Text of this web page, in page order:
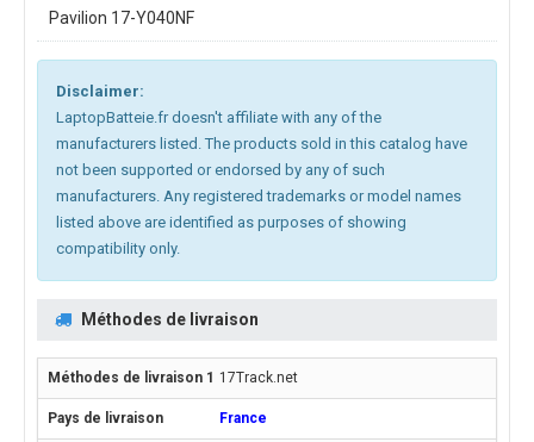
Pavilion 17-Y040NF
Disclaimer:
LaptopBatteie.fr doesn't affiliate with any of the
manufacturers listed. The products sold in this catalog have
not been supported or endorsed by any of such
manufacturers. Any registered trademarks or model names
listed above are identified as purposes of showing
compatibility only.
Méthodes de livraison
17Track.net
France